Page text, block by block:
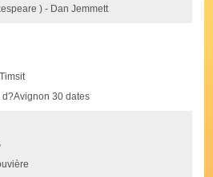
) - Dan Jemmett
30 dates